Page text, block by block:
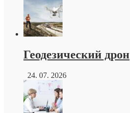
Геодезический дрон
24. 07. 2026